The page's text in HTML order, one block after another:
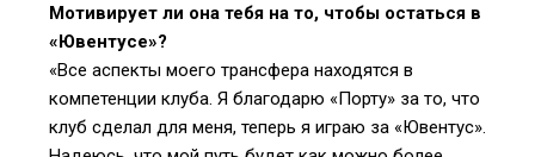
Мотивирует ли она тебя на то, чтобы остаться в
«Ювентусе»?
«Все аспекты моего трансфера находятся в
компетенции клуба. Я благодарю «Порту» за то, что
клуб сделал для меня, теперь я играю за «Ювентус».